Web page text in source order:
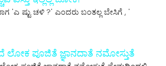
'ಎ ಷ್ಟು ಚಳಿ ?' ಎಂದರು ಬಂತಲ್ಲ ಬೇಸಿಗೆ , '
ಲೋಕ ಪೂಜಿತೆ ಜ್ಞಾನದಾತೆ ನಮೋಸ್ತುತೆ